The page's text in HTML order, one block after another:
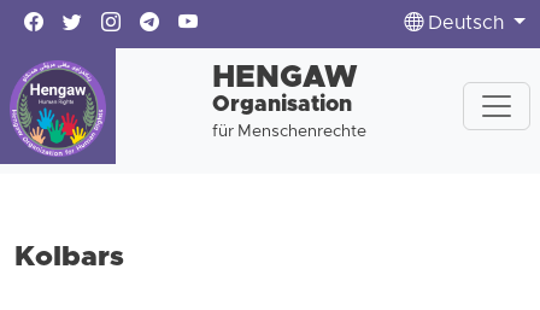
Deutsch
HENGAW
Organisation
für Menschenrechte
Kolbars